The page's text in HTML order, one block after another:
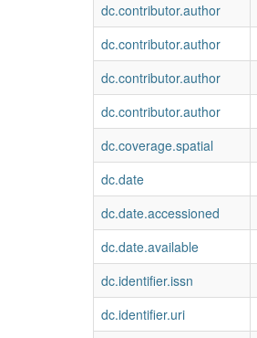
dc.contributor.author
dc.contributor.author
dc.contributor.author
dc.contributor.author
dc.coverage.spatial
dc.date
dc.date.accessioned
dc.date.available
dc.identifier.issn
dc.identifier.uri